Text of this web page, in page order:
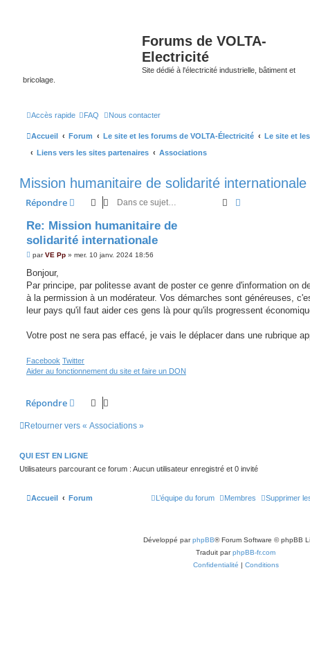
Forums de VOLTA-
Electricité
Site dédié à l'électricité industrielle, bâtiment et
bricolage.
Accès rapide FAQ Nous contacter
Accueil Forum Le site et les forums de VOLTA-Électricité
Le site et
Liens vers les sites partenaires
Associations
Mission humanitaire de solidarité internationale
Répondre Rechercher
Re: Mission humanitaire de
solidarité internationale
M
s
a
g
parVE Pp » mer. 10 janv. 2024 18:56
Bonjour,
Par principe, par politesse avant de poster ce genre d'information on
à la permission à un modérateur. Vos démarches sont généreuses,
leur pays qu'il faut aider ces gens là pour qu'ils progressent
Votre post ne sera pas effacé, je vais le déplacer dans une rubrique
Facebook Twitter
Aider au fonctionnement du site et faire un DON
Répondre
Retourner vers « Associations »
QUI EST EN LIGNE
Utilisateurs parcourant ce forum : Aucun utilisateur enregistré et 0 invité
Accueil Forum Supprimer
Membres
L’équipe du forum
Développé parphpBB® Forum Software © phpBB
Traduit parphpBB-fr.com
Confidentialité | Conditions